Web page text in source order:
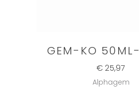
GEM-KO
€ 25,97
Alphagem